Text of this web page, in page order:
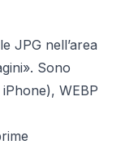
JPG nell’area
Sono
WEBP